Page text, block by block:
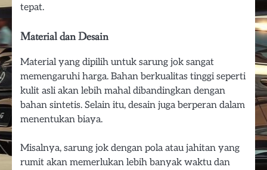
tepat.
Material dan Desain
Material yang dipilih untuk sarung jok sangat
memengaruhi harga. Bahan berkualitas tinggi seperti
kulit asli akan lebih mahal dibandingkan dengan
bahan sintetis. Selain itu, desain juga berperan dalam
menentukan biaya.
Misalnya, sarung jok dengan pola atau jahitan yang
rumit akan memerlukan lebih banyak waktu dan